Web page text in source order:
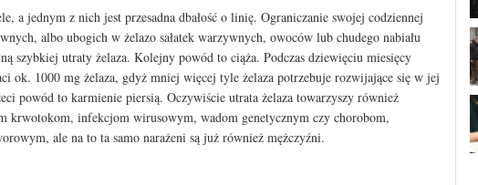
a jednym z nich jest przesadna dbałość o linię. Ograniczanie swojej codziennej
albo ubogich w żelazo sałatek warzywnych, owoców lub chudego nabiału
szybkiej utraty żelaza. Kolejny powód to ciąża. Podczas dziewięciu miesięcy
ok. 1000 mg żelaza, gdyż mniej więcej tyle żelaza potrzebuje rozwijające się w jej
powód to karmienie piersią. Oczywiście utrata żelaza towarzyszy również
krwotokom, infekcjom wirusowym, wadom genetycznym czy chorobom,
ale na to ta samo narażeni są już również mężczyźni.